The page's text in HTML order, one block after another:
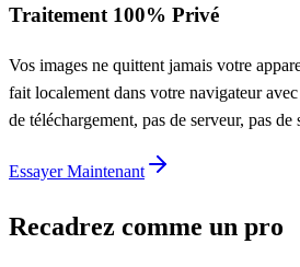
Traitement 100% Privé
Vos images ne quittent jamais votre
fait localement dans votre navigateur
de téléchargement, pas de serveur, pas de
Essayer Maintenant
Recadrez comme un pro